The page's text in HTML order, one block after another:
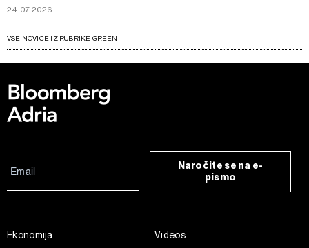
24.07.2026
VSE NOVICE IZ RUBRIKE GREEN
Naročite se na e-
pismo
Ekonomija
Videos